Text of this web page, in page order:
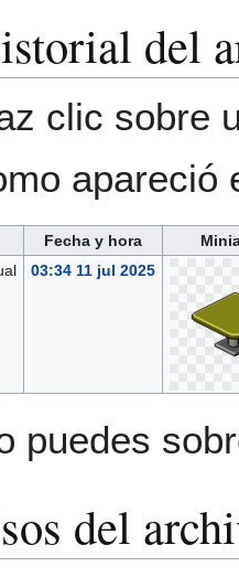
del
clic sobre
apareció
Fecha y hora
03:34 11 jul 2025
puedes
del